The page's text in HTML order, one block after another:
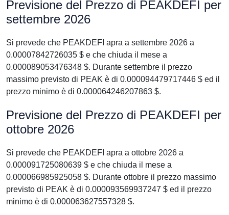
Previsione del Prezzo di PEAKDEFI per
settembre 2026
Si prevede che PEAKDEFI apra a settembre 2026 a
0.00007842726035 $ e che chiuda il mese a
0.000089053476348 $. Durante settembre il prezzo
massimo previsto di PEAK è di 0.000094479717446 $ ed il
prezzo minimo è di 0.000064246207863 $.
Previsione del Prezzo di PEAKDEFI per
ottobre 2026
Si prevede che PEAKDEFI apra a ottobre 2026 a
0.000091725080639 $ e che chiuda il mese a
0.000066985925058 $. Durante ottobre il prezzo massimo
previsto di PEAK è di 0.000093569937247 $ ed il prezzo
minimo è di 0.000063627557328 $.